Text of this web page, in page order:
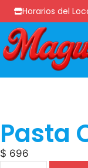
Horarios del
Pasta
$ 696